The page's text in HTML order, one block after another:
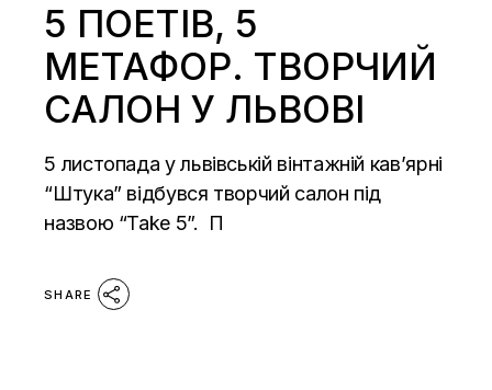
5 ПОЕТІВ, 5
МЕТАФОР. ТВОРЧИЙ
САЛОН У ЛЬВОВІ
5 листопада у львівській вінтажній кав’ярні
“Штука” відбувся творчий салон під
назвою “Take 5”. П
SHARE